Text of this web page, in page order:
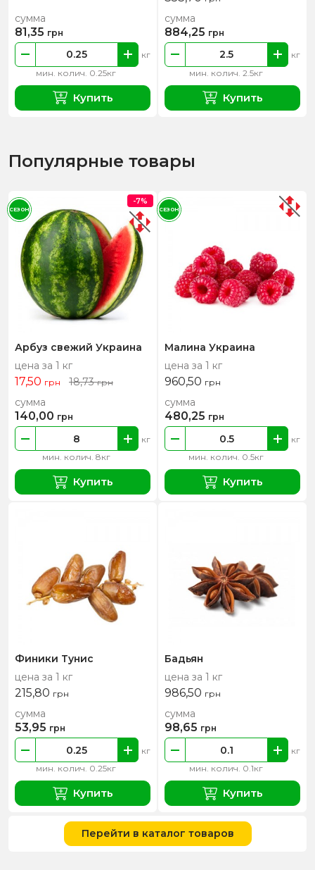
мин. колич. 0.25кг
кг
сумма
81,35 грн
Купить
мин. колич. 2.5кг
кг
сумма
884,25 грн
Купить
Популярные товары
Арбуз свежий Украина
цена за 1 кг
17,50 грн 18,73грн
мин. колич. 8кг
кг
сумма
140,00 грн
Купить
-7%
СЕЗОН
Малина Украина
цена за 1 кг
960,50 грн
мин. колич. 0.5кг
кг
сумма
480,25 грн
Купить
СЕЗОН
Финики Тунис
цена за 1 кг
215,80 грн
мин. колич. 0.25кг
кг
сумма
53,95 грн
Купить
Бадьян
цена за 1 кг
986,50 грн
мин. колич. 0.1кг
кг
сумма
98,65 грн
Купить
Перейти в каталог товаров